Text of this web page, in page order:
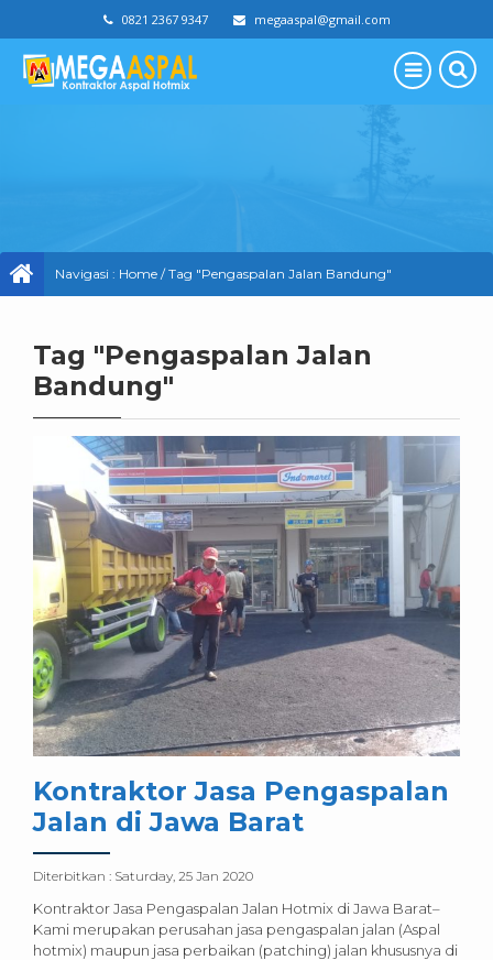
0821 2367 9347 megaaspal@gmail.com
Navigasi : Home /Tag "Pengaspalan Jalan Bandung"
Tag "Pengaspalan Jalan
Bandung"
Kontraktor Jasa Pengaspalan
Jalan di Jawa Barat
Diterbitkan : Saturday, 25 Jan 2020
Kontraktor Jasa Pengaspalan Jalan Hotmix di Jawa Barat–
Kami merupakan perusahan jasa pengaspalan jalan (Aspal
hotmix) maupun jasa perbaikan (patching) jalan khususnya di